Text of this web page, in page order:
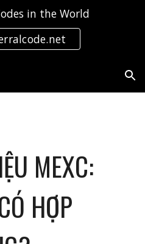
in the World
MEXC:
HỢP